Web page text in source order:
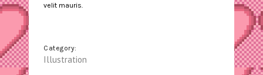
velit mauris.
Category:
Illustration